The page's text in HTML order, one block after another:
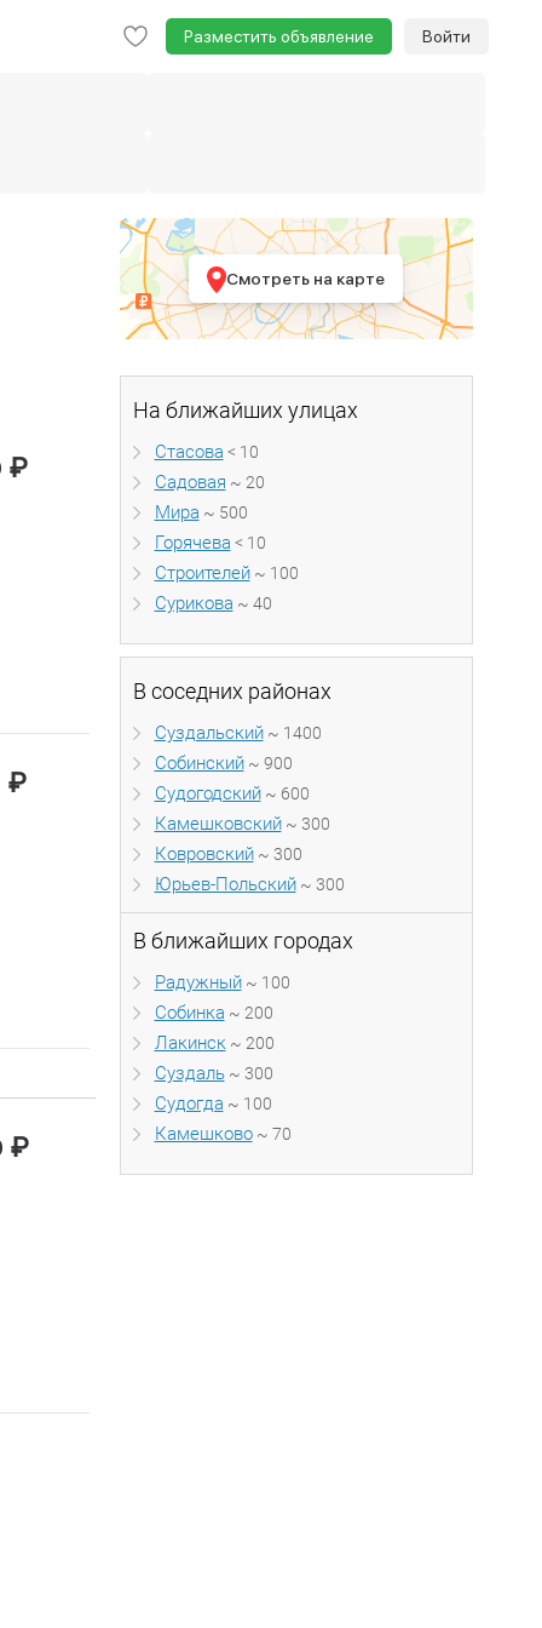
Разместить объявление Войти
Смотреть на карте
На ближайших улицах
Стасова < 10
Садовая ~ 20
Мира ~ 500
Горячева < 10
Строителей~ 100
Сурикова ~ 40
В соседних районах
Суздальский~ 1400
Собинский~ 900
Судогодский~ 600
Камешковский~ 300
Ковровский~ 300
Юрьев-Польский~ 300
В ближайших городах
Радужный~ 100
Собинка ~ 200
Лакинск ~ 200
Суздаль~ 300
Судогда ~ 100
Камешково~ 70
₽
₽
₽